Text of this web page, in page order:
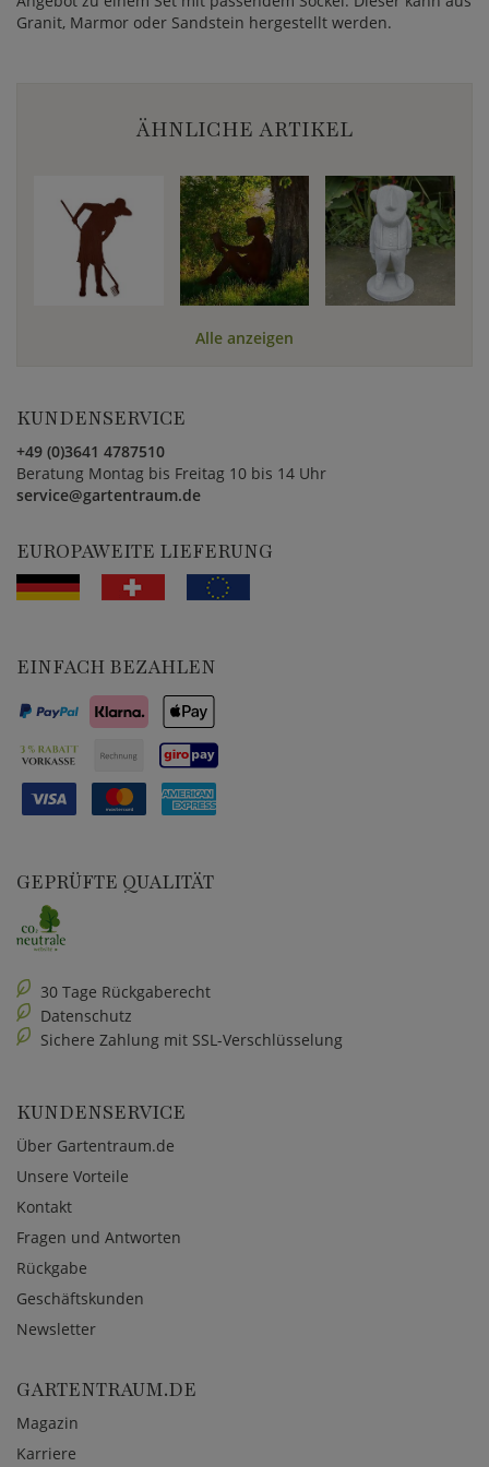
Granit, Marmor oder Sandstein hergestellt werden.
ÄHNLICHE ARTIKEL
Alle anzeigen
KUNDENSERVICE
+49 (0)3641 4787510
Beratung Montag bis Freitag 10 bis 14 Uhr
service@gartentraum.de
EUROPAWEITE LIEFERUNG
EINFACH BEZAHLEN
GEPRÜFTE QUALITÄT
30 Tage Rückgaberecht
Datenschutz
Sichere Zahlung mit SSL-Verschlüsselung
KUNDENSERVICE
Über Gartentraum.de
Unsere Vorteile
Kontakt
Fragen und Antworten
Rückgabe
Geschäftskunden
Newsletter
GARTENTRAUM.DE
Magazin
Karriere